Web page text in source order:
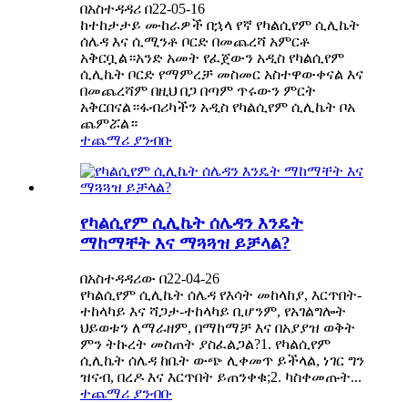
በአስተዳዳሪ በ22-05-16
ከተከታታይ ሙከራዎች በኋላ የኛ የካልሲየም ሲሊኬት
ሰሌዳ እና ሲሚንቶ ቦርድ በመጨረሻ አምርቶ
አቅርቧል።አንድ አመት የፈጀውን አዲስ የካልሲየም
ሲሊኬት ቦርድ የማምረቻ መስመር አስተዋውቀናል እና
በመጨረሻም በዚህ በጋ በጣም ጥሩውን ምርት
አቅርበናል።ፋብሪካችን አዲስ የካልሲየም ሲሊኬት ቦአ
ጨምሯል።
ተጨማሪ ያንብቡ
የካልሲየም ሲሊኬት ሰሌዳን እንዴት
ማከማቸት እና ማጓጓዝ ይቻላል?
በአስተዳዳሪው በ22-04-26
የካልሲየም ሲሊኬት ሰሌዳ የእሳት መከላከያ, እርጥበት-
ተከላካይ እና ሻጋታ-ተከላካይ ቢሆንም, የአገልግሎት
ህይወቱን ለማራዘም, በማከማቻ እና በአያያዝ ወቅት
ምን ትኩረት መስጠት ያስፈልጋል?1. የካልሲየም
ሲሊኬት ሰሌዳ ከቤት ውጭ ሊቀመጥ ይችላል, ነገር ግን
ዝናብ, በረዶ እና እርጥበት ይጠንቀቁ;2. ካስቀመጡት...
ተጨማሪ ያንብቡ